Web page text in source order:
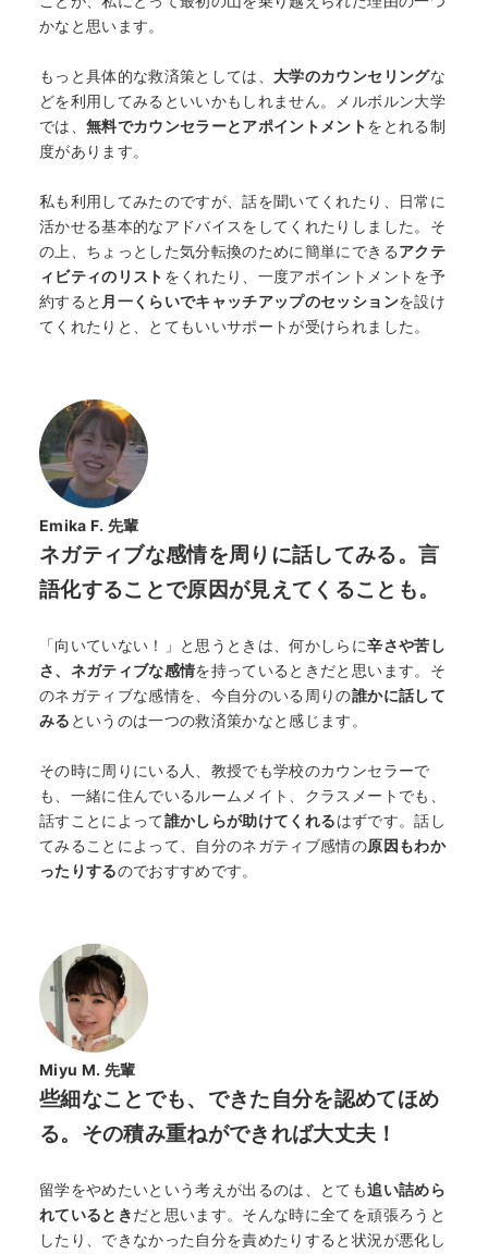
何から始める？
ブログ
おすすめ特集
EVENTS
かなと思います。
もっと具体的な救済策としては、 大学のカウンセリングな
どを利用してみるといいかもしれません。メルボルン大学
では、 無料でカウンセラーとアポイントメントをとれる制
度があります。
私も利用してみたのですが、話を聞いてくれたり、日常に
活かせる基本的なアドバイスをしてくれたりしました。そ
の上、ちょっとした気分転換のために簡単にできるアクテ
ィビティのリスト をくれたり、一度アポイントメントを予
約すると 月一くらいでキャッチアップのセッションを設け
てくれたりと、とてもいいサポートが受けられました。
Emika F. 先輩
ネガティブな感情を周りに話してみる。言
語化することで原因が見えてくることも。
「向いていない！」と思うときは、何かしらに辛さや苦し
さ、ネガティブな感情を持っているときだと思います。そ
のネガティブな感情を、今自分のいる周りの誰かに話して
みる というのは一つの救済策かなと感じます。
その時に周りにいる人、教授でも学校のカウンセラーで
も、一緒に住んでいるルームメイト、クラスメートでも、
話すことによって誰かしらが助けてくれるはずです。話し
てみることによって、自分のネガティブ感情の原因もわか
ったりするのでおすすめです。
Miyu M. 先輩
些細なことでも、できた自分を認めてほめ
る。その積み重ねができれば大丈夫！
留学をやめたいという考えが出るのは、とても追い詰めら
れているときだと思います。そんな時に全てを頑張ろうと
したり、できなかった自分を責めたりすると状況が悪化し